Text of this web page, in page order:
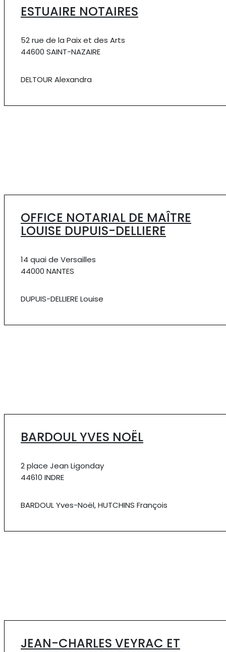
ESTUAIRE NOTAIRES
52 rue de la Paix et des Arts
44600 SAINT-NAZAIRE
DELTOUR Alexandra
OFFICE NOTARIAL DE MAÎTRE
LOUISE DUPUIS-DELLIERE
14 quai de Versailles
44000 NANTES
DUPUIS-DELLIERE Louise
BARDOUL YVES NOËL
2 place Jean Ligonday
44610 INDRE
BARDOUL Yves-Noël, HUTCHINS François
JEAN-CHARLES VEYRAC ET